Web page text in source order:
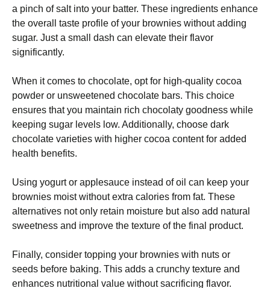
a pinch of salt into your batter. These ingredients enhance
the overall taste profile of your brownies without adding
sugar. Just a small dash can elevate their flavor
significantly.
When it comes to chocolate, opt for high-quality cocoa
powder or unsweetened chocolate bars. This choice
ensures that you maintain rich chocolaty goodness while
keeping sugar levels low. Additionally, choose dark
chocolate varieties with higher cocoa content for added
health benefits.
Using yogurt or applesauce instead of oil can keep your
brownies moist without extra calories from fat. These
alternatives not only retain moisture but also add natural
sweetness and improve the texture of the final product.
Finally, consider topping your brownies with nuts or
seeds before baking. This adds a crunchy texture and
enhances nutritional value without sacrificing flavor.